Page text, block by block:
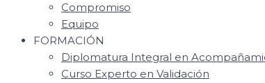
Compromiso
Equipo
FORMACIÓN
Diplomatura Integral en
Curso Experto en Validación